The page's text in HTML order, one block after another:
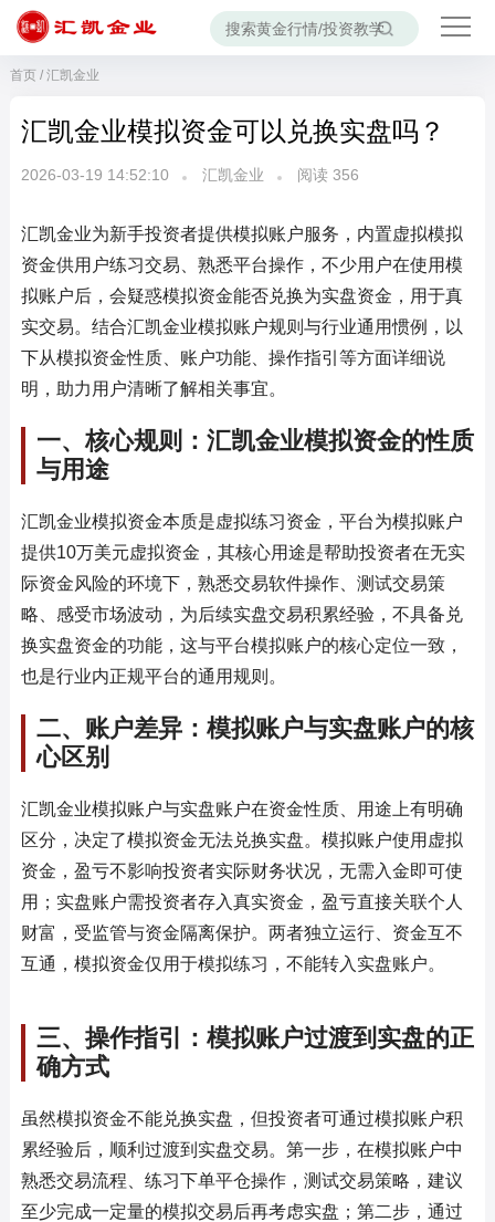
首页/ 汇凯金业
汇凯金业模拟资金可以兑换实盘吗？
2026-03-19 14:52:10 汇凯金业 阅读 356
汇凯金业为新手投资者提供模拟账户服务，内置虚拟模拟
资金供用户练习交易、熟悉平台操作，不少用户在使用模
拟账户后，会疑惑模拟资金能否兑换为实盘资金，用于真
实交易。结合汇凯金业模拟账户规则与行业通用惯例，以
下从模拟资金性质、账户功能、操作指引等方面详细说
明，助力用户清晰了解相关事宜。
一、核心规则：汇凯金业模拟资金的性质
与用途
汇凯金业模拟资金本质是虚拟练习资金，平台为模拟账户
提供10万美元虚拟资金，其核心用途是帮助投资者在无实
际资金风险的环境下，熟悉交易软件操作、测试交易策
略、感受市场波动，为后续实盘交易积累经验，不具备兑
换实盘资金的功能，这与平台模拟账户的核心定位一致，
也是行业内正规平台的通用规则。
二、账户差异：模拟账户与实盘账户的核
心区别
汇凯金业模拟账户与实盘账户在资金性质、用途上有明确
区分，决定了模拟资金无法兑换实盘。模拟账户使用虚拟
资金，盈亏不影响投资者实际财务状况，无需入金即可使
用；实盘账户需投资者存入真实资金，盈亏直接关联个人
财富，受监管与资金隔离保护。两者独立运行、资金互不
互通，模拟资金仅用于模拟练习，不能转入实盘账户。
三、操作指引：模拟账户过渡到实盘的正
确方式
虽然模拟资金不能兑换实盘，但投资者可通过模拟账户积
累经验后，顺利过渡到实盘交易。第一步，在模拟账户中
熟悉交易流程、练习下单平仓操作，测试交易策略，建议
至少完成一定量的模拟交易后再考虑实盘；第二步，通过